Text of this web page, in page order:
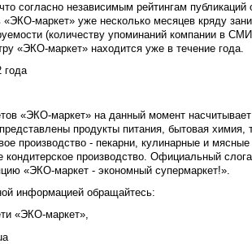
согласно независимым рейтингам публикаций
«ЭКО-маркет» уже несколько месяцев кряду
(количеству упоминаний компании в
«ЭКО-маркет» находится уже в течение года.
года
«ЭКО-маркет» на данный момент
продукты питания, бытовая химия,
производство - пекарни, кулинарные и
кондитерское производство. Официальный
«ЭКО-маркет - экономный супермаркет!».
информацией обращайтесь:
«ЭКО-маркет»,